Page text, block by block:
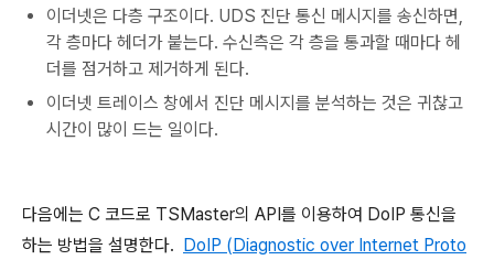
이더넷은 다층 구조이다. UDS 진단 통신 메시지를 송신하면,
각 층마다 헤더가 붙는다. 수신측은 각 층을 통과할 때마다 헤
더를 점거하고 제거하게 된다.
이더넷 트레이스 창에서 진단 메시지를 분석하는 것은 귀찮고
시간이 많이 드는 일이다.
다음에는 C 코드로 TSMaster의 API를 이용하여 DoIP 통신을
하는 방법을 설명한다. DoIP (Diagnostic over Internet Proto